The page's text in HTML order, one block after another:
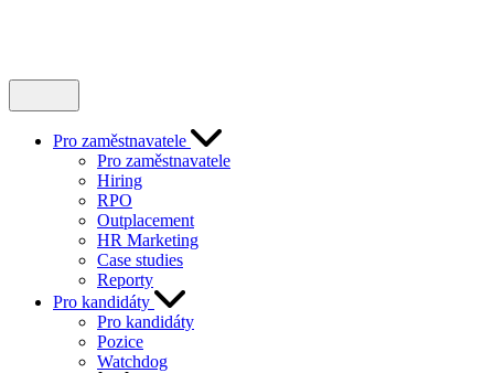
Pro zaměstnavatele
Pro zaměstnavatele
Hiring
RPO
Outplacement
HR Marketing
Case studies
Reporty
Pro kandidáty
Pro kandidáty
Pozice
Watchdog